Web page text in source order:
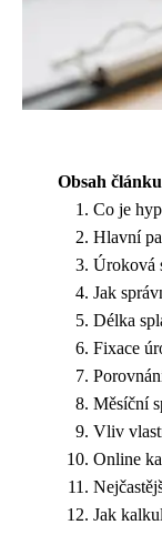
Obsah
Co je
Hlavní
Úroková
Jak
Délka
Fixace
Měsíční
Vliv
Online
Jak